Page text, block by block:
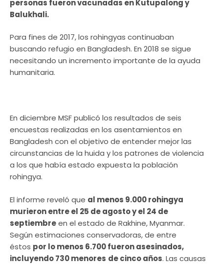
personas fueron vacunadas en Kutupalong y
Balukhali.
Para fines de 2017, los rohingyas continuaban
buscando refugio en Bangladesh. En 2018 se sigue
necesitando un incremento importante de la ayuda
humanitaria.
En diciembre MSF publicó los resultados de seis
encuestas realizadas en los asentamientos en
Bangladesh con el objetivo de entender mejor las
circunstancias de la huida y los patrones de violencia
a los que había estado expuesta la población
rohingya.
El informe reveló que al menos 9.000 rohingya
murieron entre el 25 de agosto y el 24 de
septiembreen el estado de Rakhine, Myanmar.
Según estimaciones conservadoras, de entre
éstos por lo menos 6.700 fueron asesinados,
incluyendo 730 menores de cinco años. Las causas